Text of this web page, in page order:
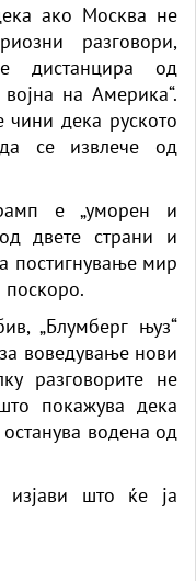
ако Москва не
разговори,
дистанцира од
на Америка“.
чини дека руското
се извлече од
е „уморен и
двете страни и
постигнување мир
„Блумберг њуз“
воведување нови
разговорите не
покажува дека
водена од
што ќе ја